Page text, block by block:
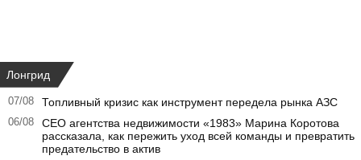
Лонгрид
07/08 Топливный кризис как инструмент передела рынка АЗС
06/08
CEO агентства недвижимости «1983» Марина Коротова
рассказала, как пережить уход всей команды и превратить
предательство в актив